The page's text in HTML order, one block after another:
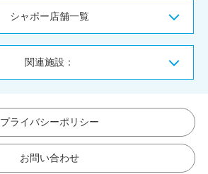
シャポー店舗一覧
関連施設：
プライバシーポリシー
お問い合わせ